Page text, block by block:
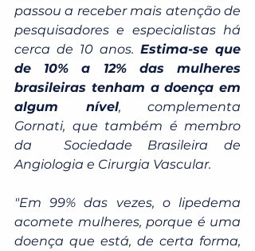
passou a receber mais atenção de
pesquisadores e especialistas há
cerca de 10 anos. Estima-se que
de 10% a 12% das mulheres
brasileiras tenham a doença em
algum nível, complementa
Gornati, que também é membro
da  Sociedade Brasileira de
Angiologia e Cirurgia Vascular.
"Em 99% das vezes, o lipedema
acomete mulheres, porque é uma
doença que está, de certa forma,